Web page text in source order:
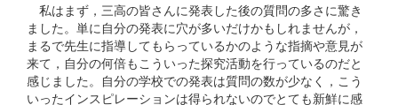
私はまず，三高の皆さんに発表した後の質問の多さに驚き
ました。単に自分の発表に穴が多いだけかもしれませんが，
まるで先生に指導してもらっているかのような指摘や意見が
来て，自分の何倍もこういった探究活動を行っているのだと
感じました。自分の学校での発表は質問の数が少なく，こう
いったインスピレーションは得られないのでとても新鮮に感